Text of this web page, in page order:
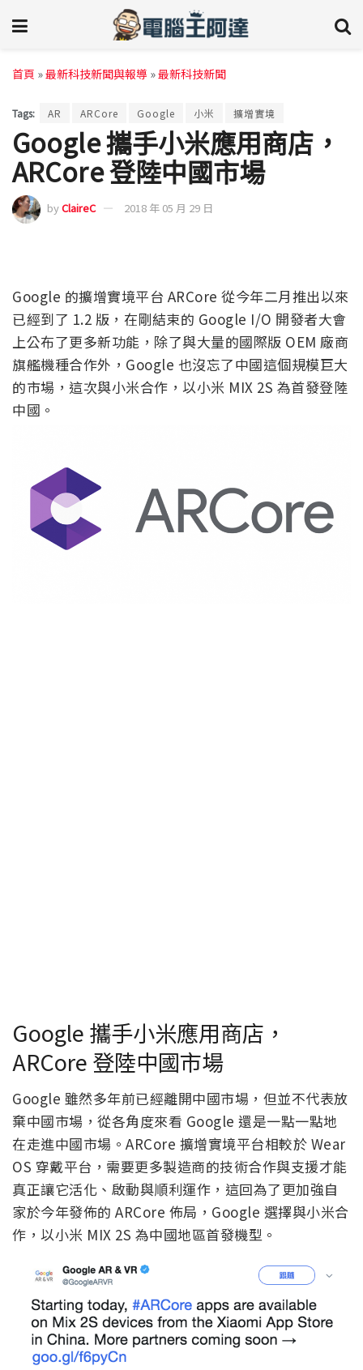
首頁 »最新科技新聞與報導 »最新科技新聞
Tags: AR ARCore Google 小米 擴增實境
Google 攜手小米應用商店，
ARCore 登陸中國市場
byClaireC 2018 年 05 月 29 日
Google 的擴增實境平台 ARCore 從今年二月推出以來
已經到了 1.2 版，在剛結束的 Google I/O 開發者大會
上公布了更多新功能，除了與大量的國際版 OEM 廠商
旗艦機種合作外，Google 也沒忘了中國這個規模巨大
的市場，這次與小米合作，以小米 MIX 2S 為首發登陸
中國。
Google 攜手小米應用商店，
ARCore 登陸中國市場
Google 雖然多年前已經離開中國市場，但並不代表放
棄中國市場，從各角度來看 Google 還是一點一點地
在走進中國市場。ARCore 擴增實境平台相較於 Wear
OS 穿戴平台，需要更多製造商的技術合作與支援才能
真正讓它活化、啟動與順利運作，這回為了更加強自
家於今年發佈的 ARCore 佈局，Google 選擇與小米合
作，以小米 MIX 2S 為中國地區首發機型。